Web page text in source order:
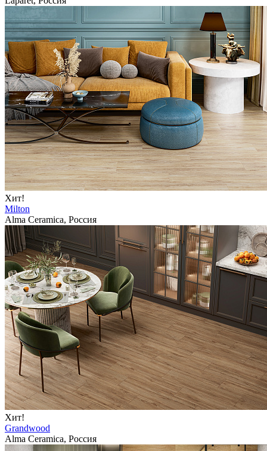
Хит!
Milton
Alma Ceramica, Россия
Хит!
Grandwood
Alma Ceramica, Россия